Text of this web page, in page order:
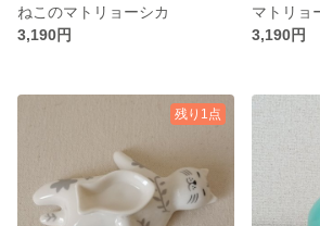
ねこのマトリョーシカ
3,190円
マトリョ
3,190円
残り1点